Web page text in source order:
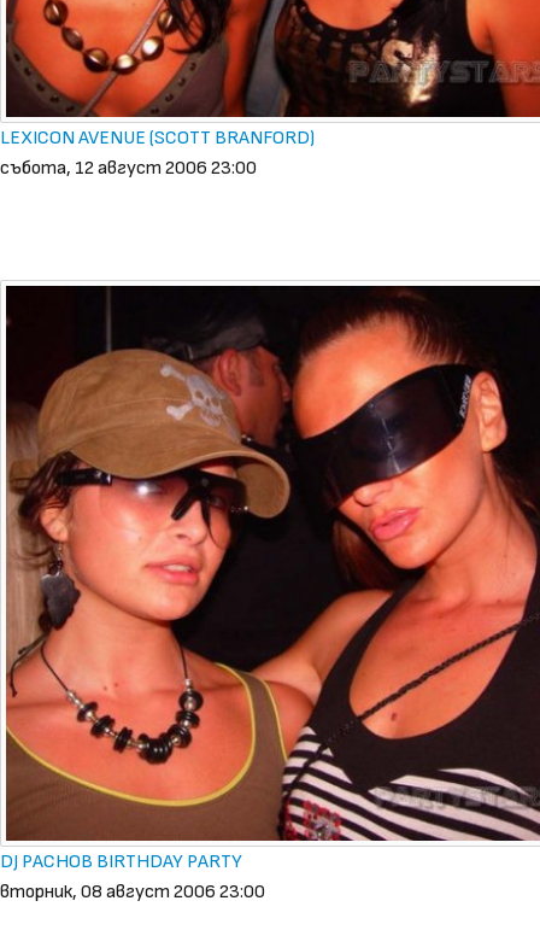
LEXICON AVENUE (SCOTT BRANFORD)
събота, 12 август 2006 23:00
DJ PACHOB BIRTHDAY PARTY
вторник, 08 август 2006 23:00